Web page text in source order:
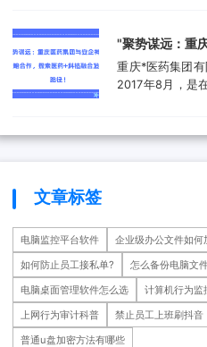
设，打造创新型
集成电路可靠性
析领域打造国内
检测、分析、设
和高端设备集成
‌"聚势谋远：重
与安企神达成
索医药+科技融
重庆*医药集团
2017年8月，是
业。是重庆*经
下辖重庆*制药
药科技重庆有限
瘤医院等十余家
文章标签
电脑监控平台软件
企业级办公文件如何
如何防止员工接私单?
怎么备份电脑文
电脑桌面管理软件怎么选
计算机行为监
上网行为审计科普
禁止员工上班刷抖音
普通u盘加密方法有哪些